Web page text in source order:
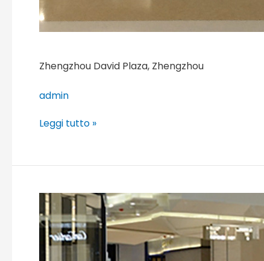
Zhengzhou David Plaza, Zhengzhou
admin
Leggi tutto »
Shanghai
IFC
Mall,
Shanghai